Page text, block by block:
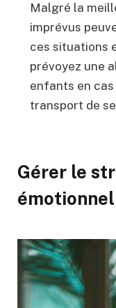
Malgré la
imprévus
ces situations
prévoyez une
enfants en cas
transport de
Gérer le
émotionnel